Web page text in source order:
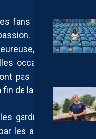
fans étaient au
Les enfants,
avec
occasions de voir
pas hésité à
de la séance
gardiens ont lancé
les